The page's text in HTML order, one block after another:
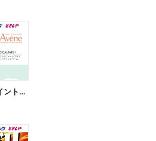
アベンヌリップを予約してポイントゲット!